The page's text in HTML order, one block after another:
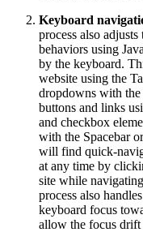
Keyboard
process also
behaviors using
by the keyboard.
website using the
dropdowns with
buttons and links
and checkbox
with the Spacebar
will find quick-
at any time by
site while
process also
keyboard focus
allow the focus drift